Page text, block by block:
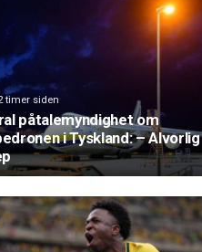
timer siden
påtalemyndighet om
i Tyskland: – Alvorlig